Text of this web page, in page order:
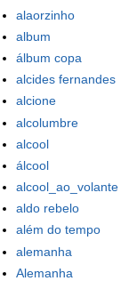
alaorzinho
album
álbum copa
alcides fernandes
alcione
alcolumbre
alcool
álcool
alcool_ao_volante
aldo rebelo
além do tempo
alemanha
Alemanha